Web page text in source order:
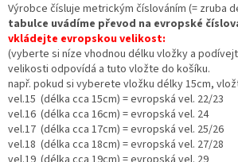
Výrobce čísluje metrickým číslováním (= zruba
tabulce uvádíme převod na evropské
vkládejte evropskou velikost:
(vyberte si níze vhodnou délku vložky a
velikosti odpovídá a tuto vložte do košíku.
např. pokud si vyberete vložku délky 15cm,
vel.15 (délka cca 15cm) = evropská vel. 22/23
vel.16 (délka cca 16cm) = evropská vel. 24
vel.17 (délka cca 17cm) = evropská vel. 25/26
vel.18 (délka cca 18cm) = evropská vel. 27/28